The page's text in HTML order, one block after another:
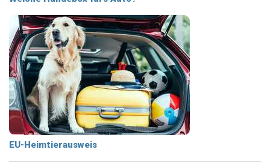
EU-Heimtierausweis